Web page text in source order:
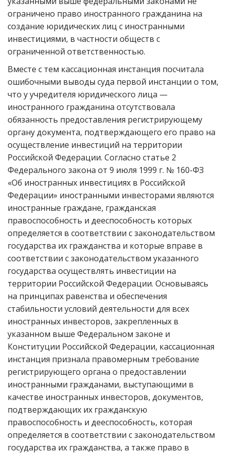
ограничено право иностранного гражданина на
создание юридических лиц с иностранными
инвестициями, в частности обществ с
ограниченной ответственностью.
Вместе с тем кассационная инстанция посчитала
ошибочными выводы суда первой инстанции о том,
что у учредителя юридического лица —
иностранного гражданина отсутствовала
обязанность предоставления регистрирующему
органу документа, подтверждающего его право на
осуществление инвестиций на территории
Российской Федерации. Согласно статье 2
Федерального закона от 9 июля 1999 г. № 160-ФЗ
«Об иностранных инвестициях в Российской
Федерации» иностранными инвесторами являются
иностранные граждане, гражданская
правоспособность и дееспособность которых
определяется в соответствии с законодательством
государства их гражданства и которые вправе в
соответствии с законодательством указанного
государства осуществлять инвестиции на
территории Российской Федерации. Основываясь
на принципах равенства и обеспечения
стабильности условий деятельности для всех
иностранных инвесторов, закрепленных в
указанном выше Федеральном законе и
Конституции Российской Федерации, кассационная
инстанция признала правомерным требование
регистрирующего органа о предоставлении
иностранными гражданами, выступающими в
качестве иностранных инвесторов, документов,
подтверждающих их гражданскую
правоспособность и дееспособность, которая
определяется в соответствии с законодательством
государства их гражданства, а также право в